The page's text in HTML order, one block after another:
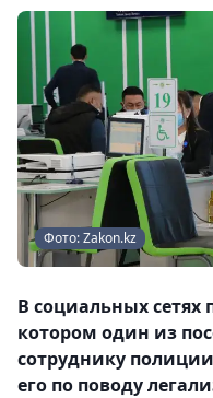
Фото: Zakon.kz
В социальных сетях
котором один из
сотруднику
его по поводу